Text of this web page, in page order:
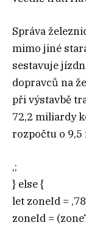
Správa
mimo jiné
sestavuje
dopravců na
při výstavbě
72,2 miliardy
rozpočtu o
‚;
} else {
let zoneId =
zoneId =